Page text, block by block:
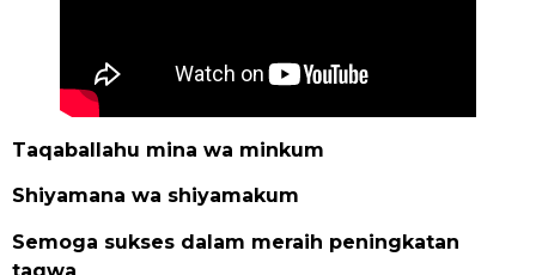
Taqaballahu mina wa minkum
Shiyamana wa shiyamakum
Semoga sukses dalam meraih peningkatan